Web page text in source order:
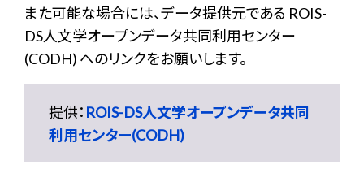
また可能な場合には、データ提供元である ROIS-
DS人文学オープンデータ共同利用センター
(CODH) へのリンクをお願いします。
提供： ROIS-DS人文学オープンデータ共同
利用センター(CODH)